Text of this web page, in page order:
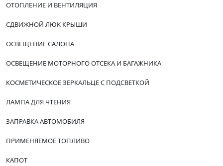
ОТОПЛЕНИЕ И ВЕНТИЛЯЦИЯ
СДВИЖНОЙ ЛЮК КРЫШИ
ОСВЕЩЕНИЕ САЛОНА
ОСВЕЩЕНИЕ МОТОРНОГО ОТСЕКА И БАГАЖНИКА
КОСМЕТИЧЕСКОЕ ЗЕРКАЛЬЦЕ С ПОДСВЕТКОЙ
ЛАМПА ДЛЯ ЧТЕНИЯ
ЗАПРАВКА АВТОМОБИЛЯ
ПРИМЕНЯЕМОЕ ТОПЛИВО
КАПОТ